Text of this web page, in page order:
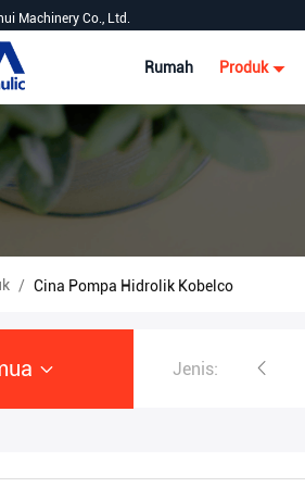
Machinery Co., Ltd.
Rumah Produk
/ Cina Pompa Hidrolik Kobelco
Jenis:
Pompa Hidrolik Excavator